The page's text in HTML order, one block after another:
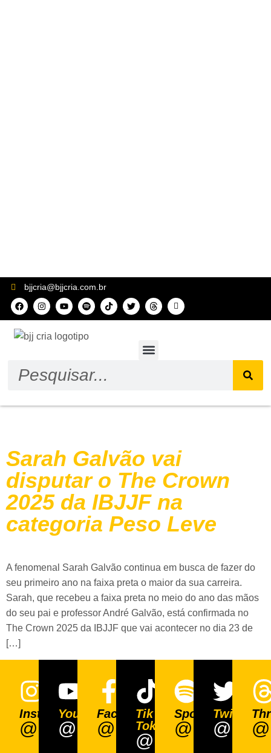
bjjcria@bjjcria.com.br
Sarah Galvão vai
disputar o The Crown
2025 da IBJJF na
categoria Peso Leve
A fenomenal Sarah Galvão continua em busca de fazer do
seu primeiro ano na faixa preta o maior da sua carreira.
Sarah, que recebeu a faixa preta no meio do ano das mãos
do seu pai e professor André Galvão, está confirmada no
The Crown 2025 da IBJJF que vai acontecer no dia 23 de
[…]
Instagram
@BjjCria
Youtube
@BjjCria
Facebook
@BjjCria
Tik
Tok
@BjjCria
Spotify
@BjjCria
Twitter